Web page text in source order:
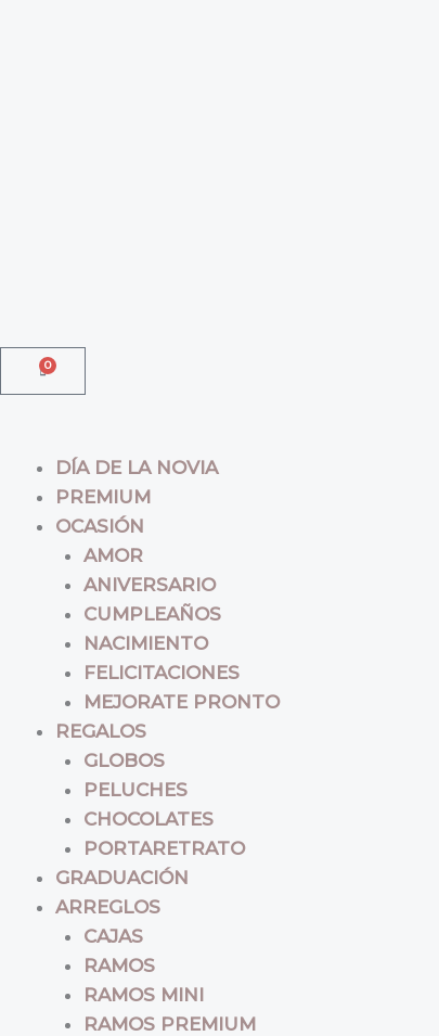
0
Cart
DÍA DE LA NOVIA
PREMIUM
OCASIÓN
AMOR
ANIVERSARIO
CUMPLEAÑOS
NACIMIENTO
FELICITACIONES
MEJORATE PRONTO
REGALOS
GLOBOS
PELUCHES
CHOCOLATES
PORTARETRATO
GRADUACIÓN
ARREGLOS
CAJAS
RAMOS
RAMOS MINI
RAMOS PREMIUM